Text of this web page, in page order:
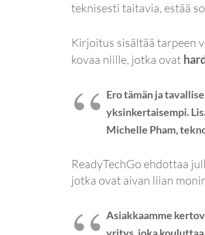
teknisesti taitavia, estää
Kirjoitus sisältää tarpeen
kovaa niille, jotka ovat
Ero tämän ja
yksinkertaisempi.
Michelle Pham,
ReadyTechGo ehdottaa
jotka ovat aivan liian
Asiakkaamme